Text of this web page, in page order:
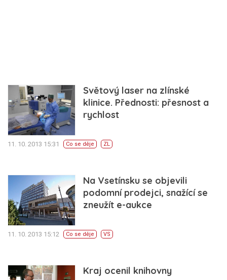
Světový laser na zlínské
klinice. Přednosti: přesnost a
rychlost
11. 10. 2013 15:31 Co se děje ZL
Na Vsetínsku se objevili
podomní prodejci, snažící se
zneužít e-aukce
11. 10. 2013 15:12 Co se děje VS
Kraj ocenil knihovny